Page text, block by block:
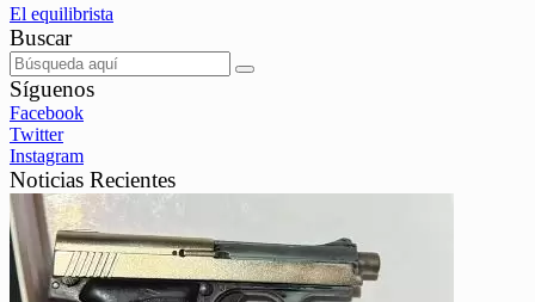
El equilibrista
Buscar
Síguenos
Facebook
Twitter
Instagram
Noticias Recientes